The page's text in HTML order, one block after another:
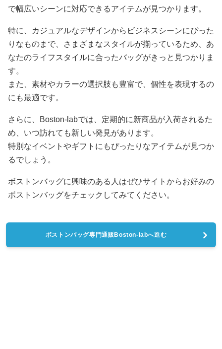
で幅広いシーンに対応できるアイテムが見つかります。
特に、カジュアルなデザインからビジネスシーンにぴった
りなものまで、さまざまなスタイルが揃っているため、あ
なたのライフスタイルに合ったバッグがきっと見つかりま
す。
また、素材やカラーの選択肢も豊富で、個性を表現するの
にも最適です。
さらに、Boston-labでは、定期的に新商品が入荷されるた
め、いつ訪れても新しい発見があります。
特別なイベントやギフトにもぴったりなアイテムが見つか
るでしょう。
ボストンバッグに興味のある人はぜひサイトからお好みの
ボストンバッグをチェックしてみてください。
ボストンバッグ専門通販Boston-labへ進む